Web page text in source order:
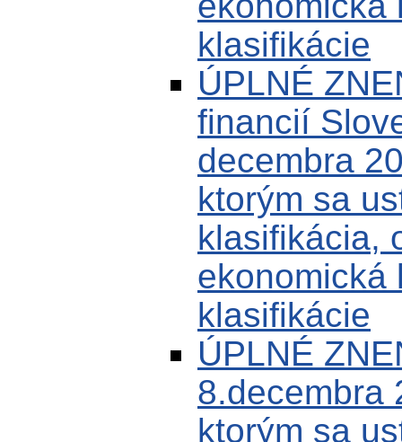
klasifikácie
ÚPLNÉ
financií
decembra
ktorým sa
klasifikácia,
ekonomická
klasifikácie
ÚPLNÉ
8.decembra
ktorým sa